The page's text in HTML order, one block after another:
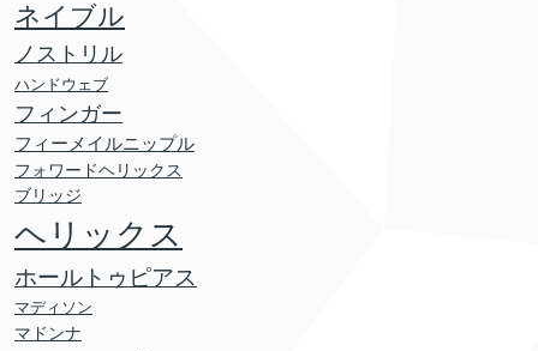
ネイブル
ノストリル
ハンドウェブ
フィンガー
フィーメイルニップル
フォワードヘリックス
ブリッジ
ヘリックス
ホールトゥピアス
マディソン
マドンナ